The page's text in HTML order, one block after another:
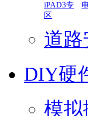
iPAD3专
区
道路
DIY硬
模拟